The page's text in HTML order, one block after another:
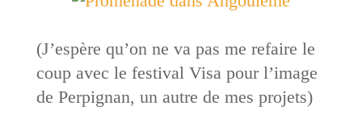
(J’espère qu’on ne va pas me refaire le
coup avec le festival Visa pour l’image
de Perpignan, un autre de mes projets)